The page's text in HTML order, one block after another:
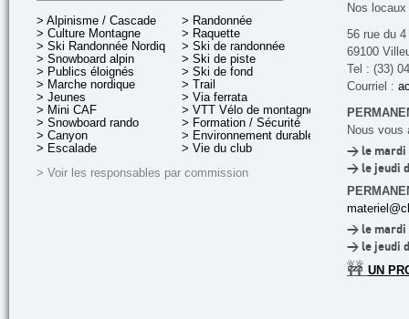
> Alpinisme / Cascade
> Culture Montagne
> Ski Randonnée Nordique
> Snowboard alpin
> Publics éloignés
> Marche nordique
> Jeunes
> Mini CAF
> Snowboard rando
> Canyon
> Escalade
> Randonnée
> Raquette
> Ski de randonnée
> Ski de piste
> Ski de fond
> Trail
> Via ferrata
> VTT Vélo de montagne
> Formation / Sécurité
> Environnement durable
> Vie du club
> Voir les responsables par commission
Nos
56 rue du
69100
Tel : (33)
Courriel :
Nous vous
> le mardi
> le jeudi
> le mardi
> le jeudi
🚧 UN